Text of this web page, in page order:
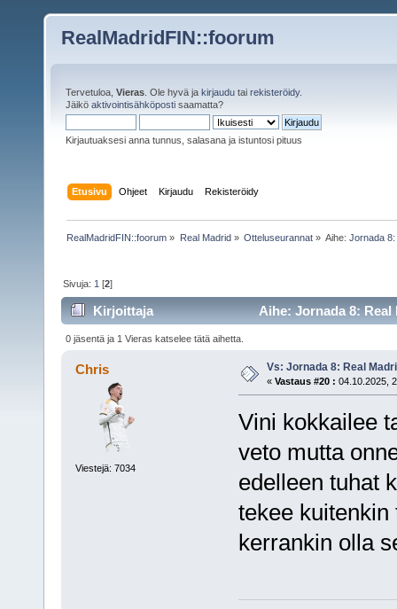
RealMadridFIN::foorum
Tervetuloa, Vieras . Ole hyvä ja kirjaudu tai rekisteröidy.
Jäikö aktivointisähköposti saamatta?
Kirjautuaksesi anna tunnus, salasana ja istuntosi pituus
Etusivu Ohjeet Kirjaudu Rekisteröidy
RealMadridFIN::foorum » Real Madrid» Otteluseurannat» Aihe:Jornada 8:
Sivuja: 1 [2]
Kirjoittaja Aihe: Jornada 8:
0 jäsentä ja 1 Vieras katselee tätä aihetta.
Chris
Viestejä: 7034
Vs: Jornada 8: Real
« Vastaus #20 : 04.10.2025,
Vini kokkailee
veto mutta
edelleen tuhat
tekee
kerrankin olla